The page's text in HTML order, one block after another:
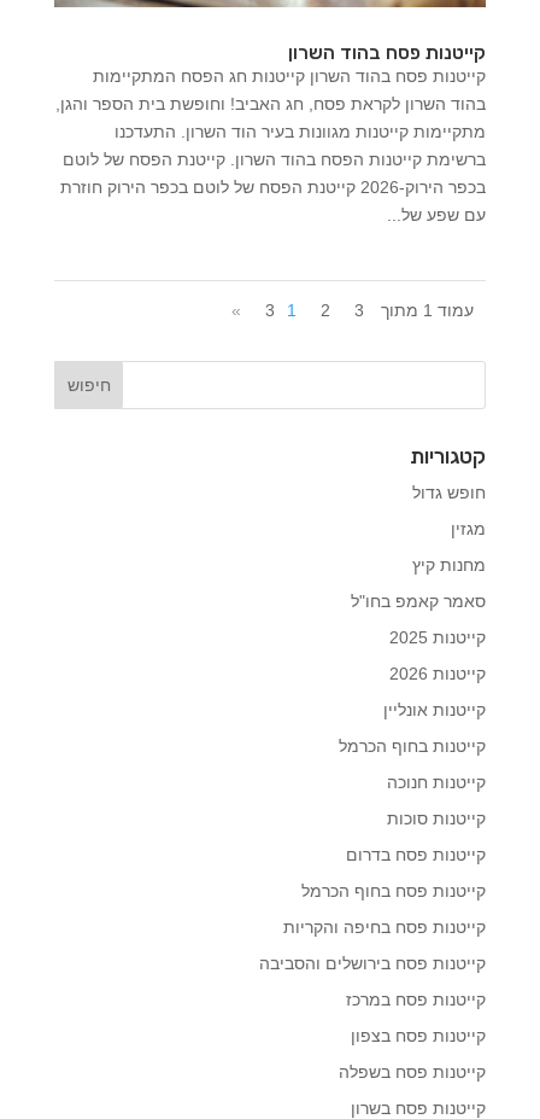
קייטנות פסח בהוד השרון
קייטנות פסח בהוד השרון קייטנות חג הפסח המתקיימות
בהוד השרון לקראת פסח, חג האביב! וחופשת בית הספר והגן,
מתקיימות קייטנות מגוונות בעיר הוד השרון. התעדכנו
ברשימת קייטנות הפסח בהוד השרון. קייטנת הפסח של לוטם
בכפר הירוק-2026 קייטנת הפסח של לוטם בכפר הירוק חוזרת
עם שפע של...
עמוד 1 מתוך 3 1 2 3
»
קטגוריות
חופש גדול
מגזין
מחנות קיץ
סאמר קאמפ בחו"ל
קייטנות 2025
קייטנות 2026
קייטנות אונליין
קייטנות בחוף הכרמל
קייטנות חנוכה
קייטנות סוכות
קייטנות פסח בדרום
קייטנות פסח בחוף הכרמל
קייטנות פסח בחיפה והקריות
קייטנות פסח בירושלים והסביבה
קייטנות פסח במרכז
קייטנות פסח בצפון
קייטנות פסח בשפלה
קייטנות פסח בשרון